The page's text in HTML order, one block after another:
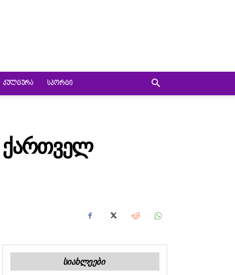
ᲙᲣᲚᲢᲣᲠᲐ ᲡᲞᲝᲠᲢᲘ
ᲥᲐᲠᲗᲕᲔᲚ
ᲡᲘᲐᲮᲚᲔᲔᲑᲘ